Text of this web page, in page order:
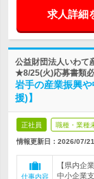
求人詳細
公益財団法人いわて
★8/25(火)応募書類
岩手の産業振興
援)】
正社員 職種・業種
情報更新日：2026/07/21
仕事内容
【県内企
中小企業